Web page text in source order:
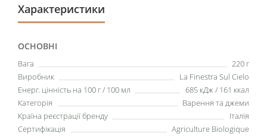
Характеристики
ОСНОВНІ
Вага
220 г
Виробник
La Finestra Sul Cielo
Енерг. цінність на 100 г / 100 мл
685 кДж / 161 ккал
Категорія
Варення та джеми
Країна реєстрації бренду
Італія
Сертифікація
Agriculture Biologique